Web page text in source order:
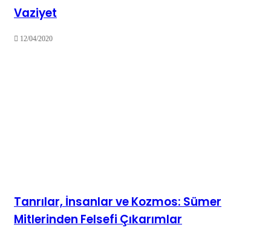
Vaziyet
12/04/2020
Tanrılar, İnsanlar ve Kozmos: Sümer
Mitlerinden Felsefi Çıkarımlar